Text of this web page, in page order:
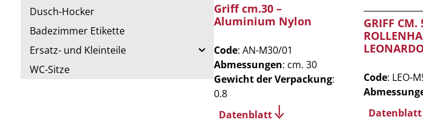
Dusch-Hocker
Badezimmer Etikette
Ersatz- und Kleinteile
WC-Sitze
Griff cm.30 –
Aluminium Nylon
Code: AN-M30/01
Abmessungen: cm. 30
Gewicht der Verpackung:
0.8
Datenblatt
GRIFF CM.
Code: LEO-
Datenblatt